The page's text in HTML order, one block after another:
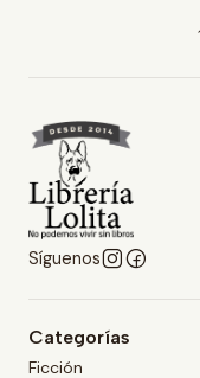
Síguenos
Categorías
Ficción